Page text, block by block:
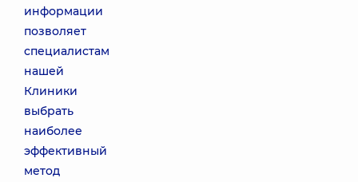
информации
позволяет
специалистам
нашей
Клиники
выбрать
наиболее
эффективный
метод